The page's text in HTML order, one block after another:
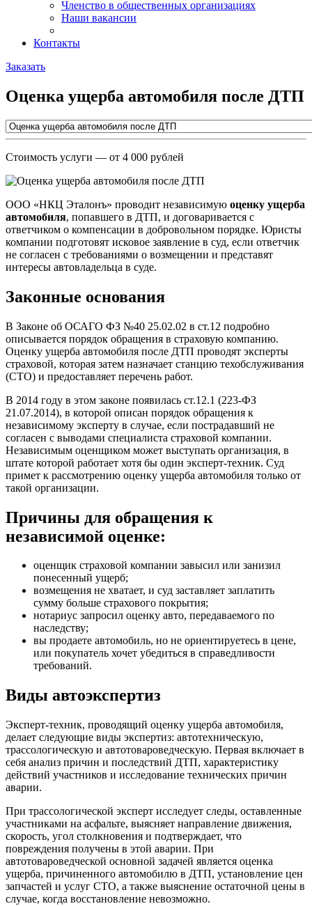
Членство в общественных организациях
Наши вакансии
Контакты
Заказать
Оценка ущерба автомобиля после ДТП
Стоимость услуги — от 4 000 рублей
ООО «НКЦ Эталонъ» проводит независимую оценку ущерба
автомобиля, попавшего в ДТП, и договаривается с
ответчиком о компенсации в добровольном порядке. Юристы
компании подготовят исковое заявление в суд, если ответчик
не согласен с требованиями о возмещении и представят
интересы автовладельца в суде.
Законные основания
В Законе об ОСАГО ФЗ №40 25.02.02 в ст.12 подробно
описывается порядок обращения в страховую компанию.
Оценку ущерба автомобиля после ДТП проводят эксперты
страховой, которая затем назначает станцию техобслуживания
(СТО) и предоставляет перечень работ.
В 2014 году в этом законе появилась ст.12.1 (223-ФЗ
21.07.2014), в которой описан порядок обращения к
независимому эксперту в случае, если пострадавший не
согласен с выводами специалиста страховой компании.
Независимым оценщиком может выступать организация, в
штате которой работает хотя бы один эксперт-техник. Суд
примет к рассмотрению оценку ущерба автомобиля только от
такой организации.
Причины для обращения к
независимой оценке:
оценщик страховой компании завысил или занизил
понесенный ущерб;
возмещения не хватает, и суд заставляет заплатить
сумму больше страхового покрытия;
нотариус запросил оценку авто, передаваемого по
наследству;
вы продаете автомобиль, но не ориентируетесь в цене,
или покупатель хочет убедиться в справедливости
требований.
Виды автоэкспертиз
Эксперт-техник, проводящий оценку ущерба автомобиля,
делает следующие виды экспертиз: автотехническую,
трассологическую и автотовароведческую. Первая включает в
себя анализ причин и последствий ДТП, характеристику
действий участников и исследование технических причин
аварии.
При трассологической эксперт исследует следы, оставленные
участниками на асфальте, выясняет направление движения,
скорость, угол столкновения и подтверждает, что
повреждения получены в этой аварии. При
автотовароведческой основной задачей является оценка
ущерба, причиненного автомобилю в ДТП, установление цен
запчастей и услуг СТО, а также выяснение остаточной цены в
случае, когда восстановление невозможно.